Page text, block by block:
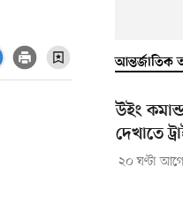
আন্তর্জাতিক
উইং
দেখাতে
২০ ঘণ্টা